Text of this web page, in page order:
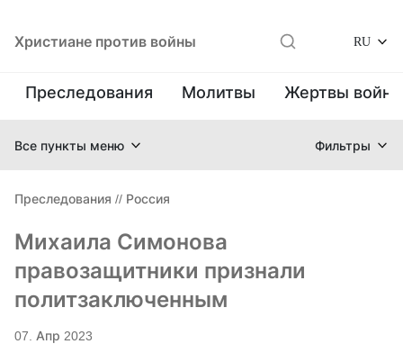
Христиане против войны RU
Преследования Молитвы Жертвы
Все пункты меню Фильтры
Преследования // Россия
Михаила Симонова
правозащитники признали
политзаключенным
07. Апр 2023